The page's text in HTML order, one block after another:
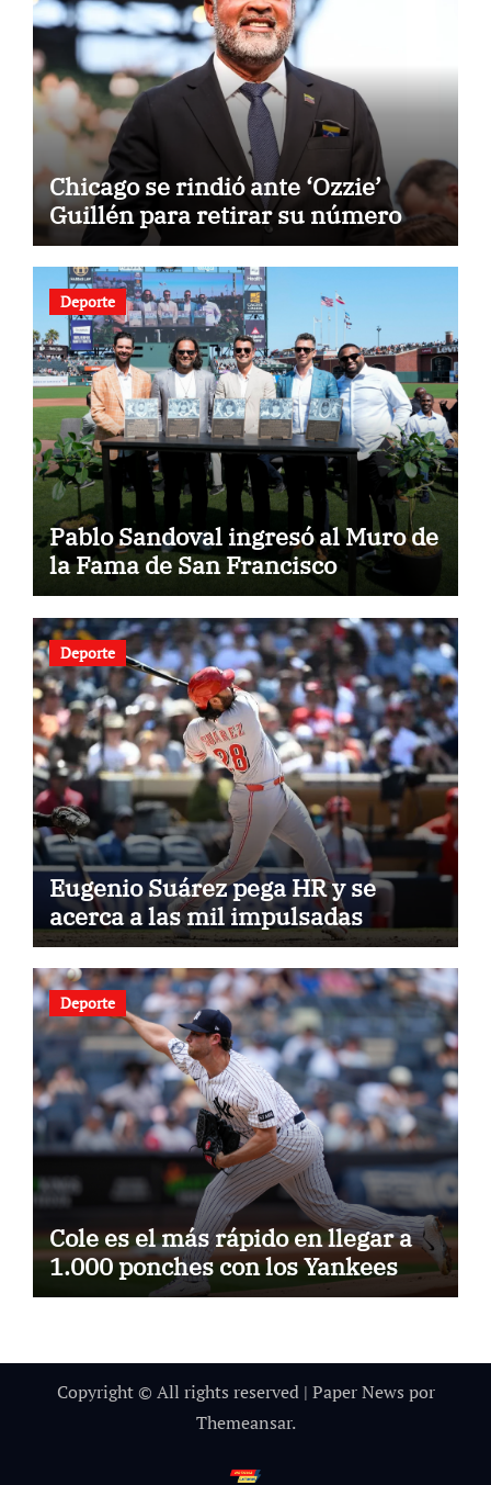
Chicago se rindió ante ‘Ozzie’
Guillén para retirar su número
Deporte
Pablo Sandoval ingresó al Muro de
la Fama de San Francisco
Deporte
Eugenio Suárez pega HR y se
acerca a las mil impulsadas
Deporte
Cole es el más rápido en llegar a
1.000 ponches con los Yankees
Copyright © All rights reserved | Paper News por
Themeansar.